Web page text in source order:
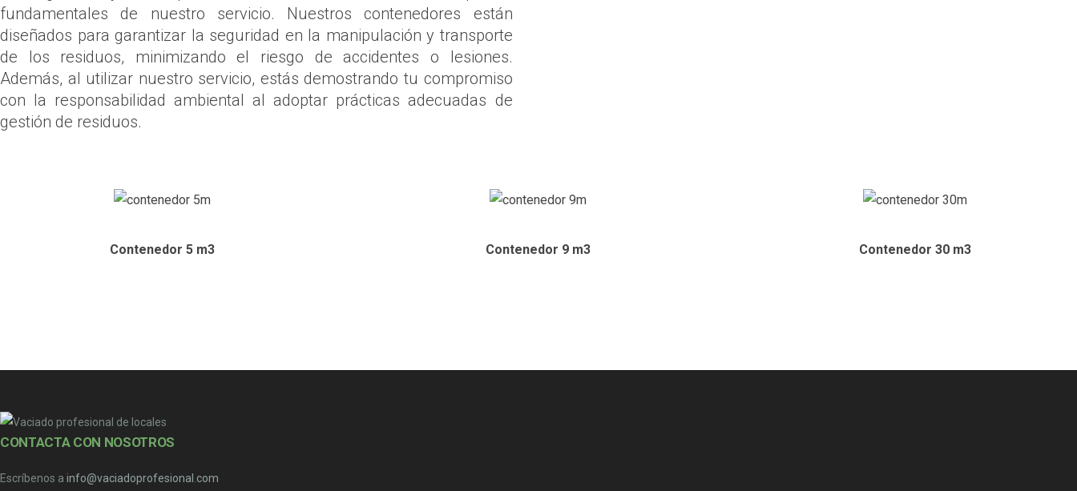
fundamentales de nuestro servicio. Nuestros contenedores están
diseñados para garantizar la seguridad en la manipulación y transporte
de los residuos, minimizando el riesgo de accidentes o lesiones.
Además, al utilizar nuestro servicio, estás demostrando tu compromiso
con la responsabilidad ambiental al adoptar prácticas adecuadas de
gestión de residuos.
Contenedor 5 m3 Contenedor 9 m3 Contenedor 30 m3
CONTACTA CON NOSOTROS
Escríbenos a info@vaciadoprofesional.com